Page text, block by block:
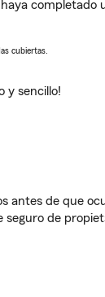
cubiertas.
y sencillo!
antes de que
de